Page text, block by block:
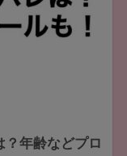
年齢などプロ